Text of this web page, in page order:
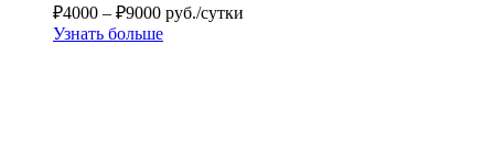
₽4000 – ₽9000 руб./сутки
Узнать больше